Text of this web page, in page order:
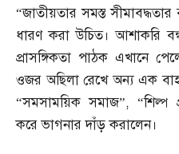
“জাতীয়তার সমস্ত
ধারণ করা উচিত। আশাকরি
প্রাসঙ্গিকতা পাঠক এখানে
ওজর অছিলা রেখে অন্য এক
“সমসাময়িক সমাজ”, “শিল্প
করে ভাগনার দাঁড় করালেন।